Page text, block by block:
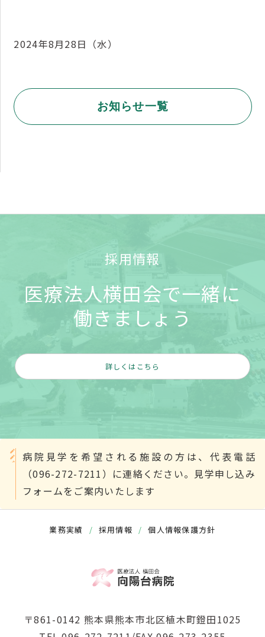
2024年8月28日（水）
お知らせ一覧
採用情報
医療法人横田会で一緒に
働きましょう
詳しくはこちら
病院見学を希望される施設の方は、代表電話
（096-272-7211）に連絡ください。見学申し込み
フォームをご案内いたします
業務実績 / 採用情報 / 個人情報保護方針
〒861-0142 熊本県熊本市北区植木町鐙田1025